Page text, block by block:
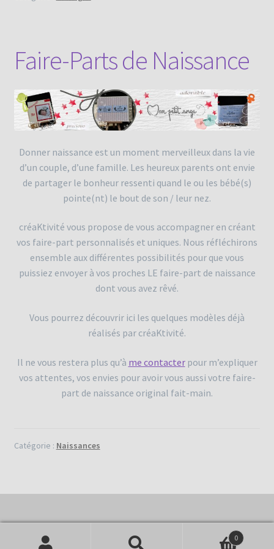
Mariage / Amour
Mon compte
Naissance
Panier
Qui suis-je ?
Retraite
Validation de la commande
Faire-Parts de Naissance
Donner naissance est un moment merveilleux dans la vie
d’un couple, d’une famille. Les heureux parents ont envie
de partager le bonheur ressenti quand le ou les bébé(s)
pointe(nt) le bout de son / leur nez.
créaKtivité vous propose de vous accompagner en créant
vos faire-part personnalisés et uniques. Nous réfléchirons
ensemble aux différentes possibilités pour que vous
puissiez envoyer à vos proches LE faire-part de naissance
dont vous avez rêvé.
Vous pourrez découvrir ici les quelques modèles déjà
réalisés par créaKtivité.
Il ne vous restera plus qu’à me contacterpour m’expliquer
vos attentes, vos envies pour avoir vous aussi votre faire-
part de naissance original fait-main.
Catégorie : Naissances
0